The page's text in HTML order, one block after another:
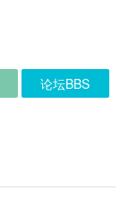
论坛BBS